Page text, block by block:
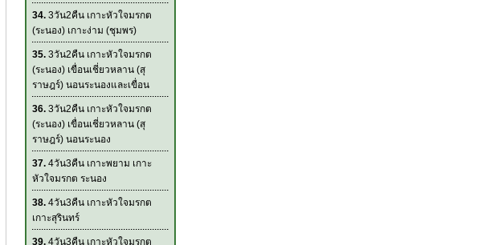
34. 3วัน2คืน เกาะหัวใจมรกต
(ระนอง) เกาะง่าม (ชุมพร)
35. 3วัน2คืน เกาะหัวใจมรกต
(ระนอง) เขื่อนเชี่ยวหลาน (สุ
ราษฎร์) นอนระนองและเขื่อน
36. 3วัน2คืน เกาะหัวใจมรกต
(ระนอง) เขื่อนเชี่ยวหลาน (สุ
ราษฎร์) นอนระนอง
37. 4วัน3คืน เกาะพยาม เกาะ
หัวใจมรกต ระนอง
38. 4วัน3คืน เกาะหัวใจมรกต
เกาะสุรินทร์
39. 4วัน3คืน เกาะหัวใจมรกต